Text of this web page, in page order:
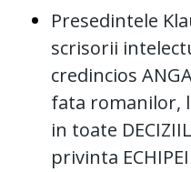
Presedintele
scrisorii
credincios
fata romanilor,
in toate
privinta ECHIPEI